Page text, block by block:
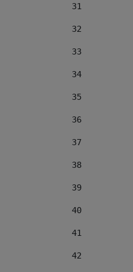
31
32
33
34
35
36
37
38
39
40
41
42